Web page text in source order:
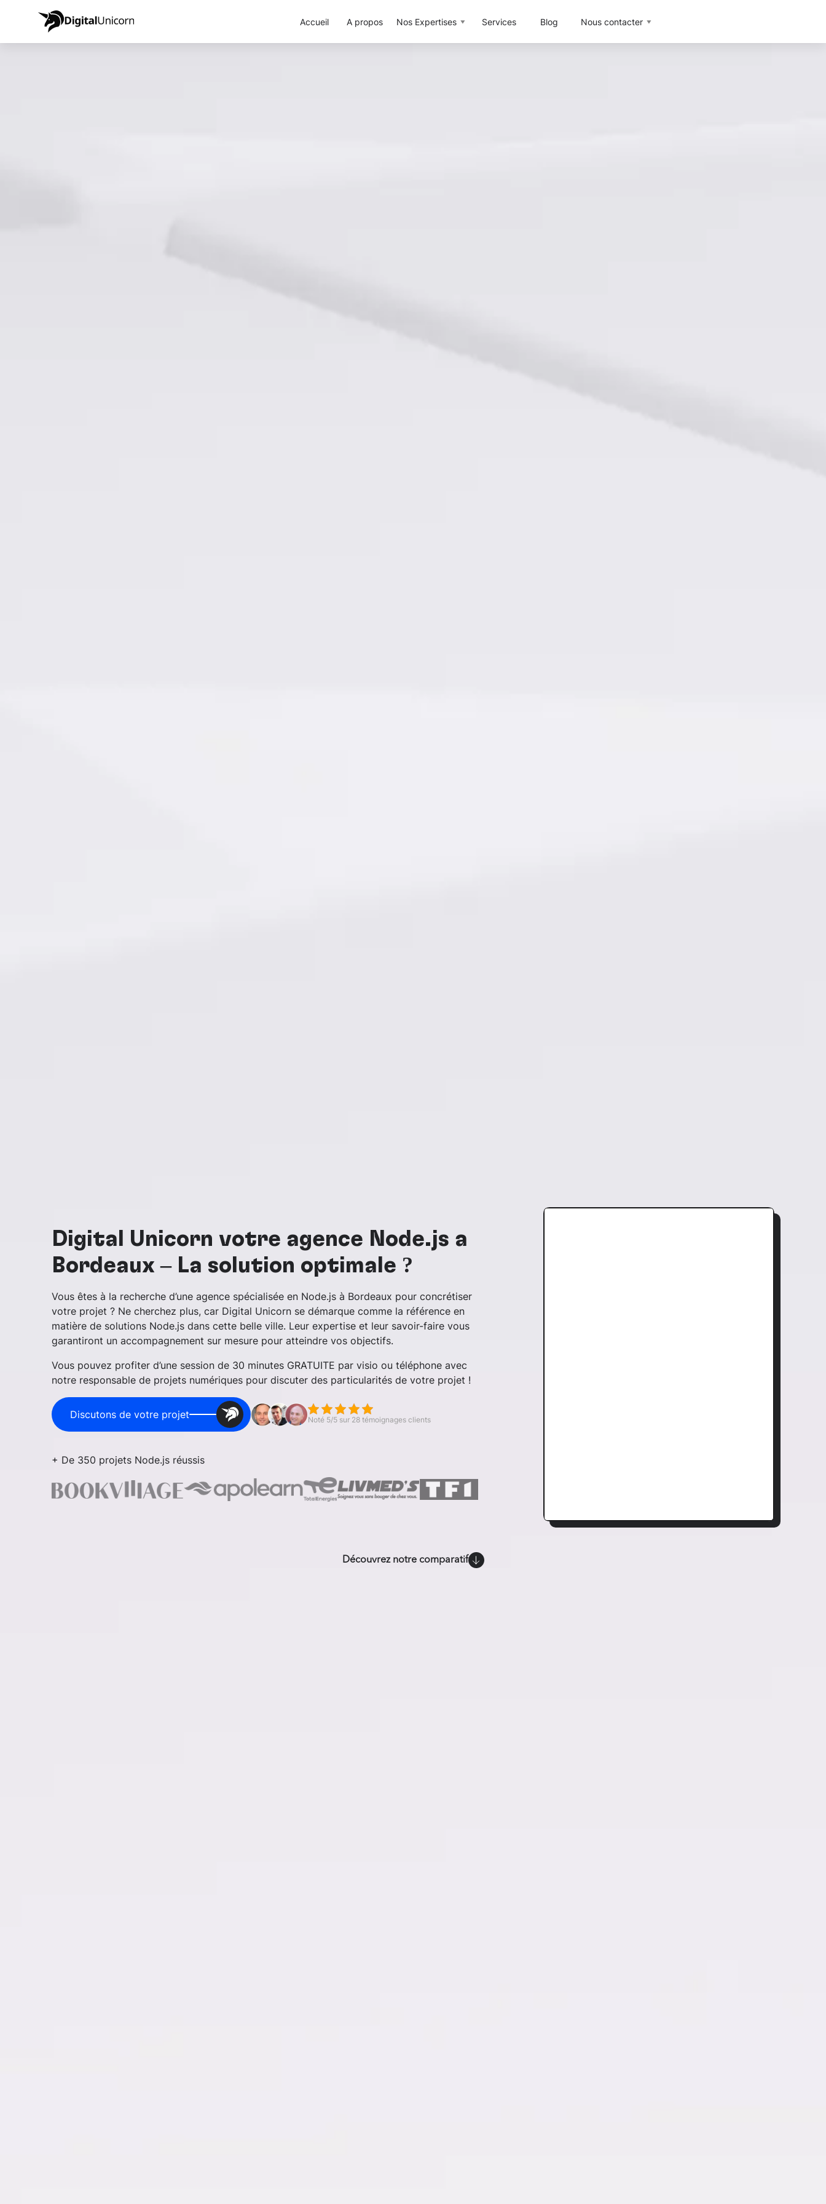
Accueil A propos Nos Expertises Services Blog Nous contacter
Digital Unicorn votre agence Node.js à
Bordeaux – La solution optimale ?
Vous êtes à la recherche d’une agence spécialisée en Node.js à Bordeaux pour concrétiser
votre projet ? Ne cherchez plus, car Digital Unicorn se démarque comme la référence en
matière de solutions Node.js dans cette belle ville. Leur expertise et leur savoir-faire vous
garantiront un accompagnement sur mesure pour atteindre vos objectifs.
Vous pouvez profiter d’une session de 30 minutes GRATUITE par visio ou téléphone avec
notre responsable de projets numériques pour discuter des particularités de votre projet !
Discutons de votre projet Noté 5/5 sur 28 témoignages clients
+ De 350 projets Node.js réussis
Découvrez notre comparatif